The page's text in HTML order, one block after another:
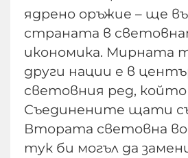
ядрено оръжие – ще
страната в
икономика. Мирната
други нации е в
световния ред, който
Съединените щати
Втората световна
тук би могъл да